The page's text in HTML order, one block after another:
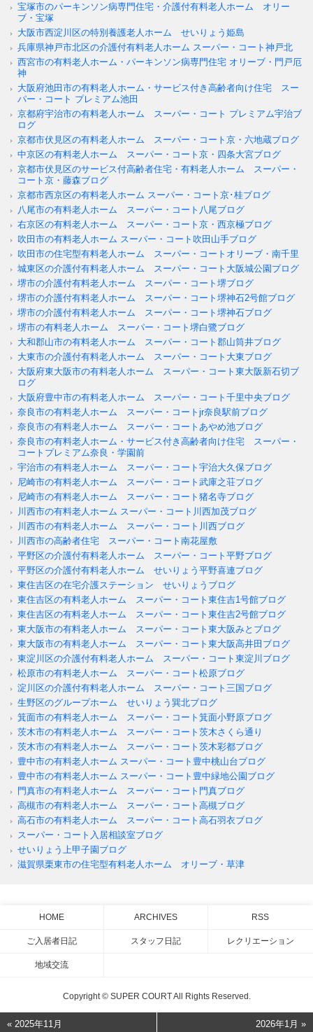
« 2025年11月 2026年1月 »
宝塚市のパーキンソン病専門住宅・介護付有料老人ホーム オリー
ブ・宝塚
大阪市西淀川区の特別養護老人ホーム せいりょう姫島
兵庫県神戸市北区の介護付有料老人ホーム スーパー・コート神戸北
西宮市の有料老人ホーム・パーキンソン病専門住宅 オリーブ・門戸厄
神
大阪府池田市の有料老人ホーム・サービス付き高齢者向け住宅 スー
パー・コート プレミアム池田
京都府宇治市の有料老人ホーム スーパー・コート プレミアム宇治ブ
ログ
京都市伏見区の有料老人ホーム スーパー・コート京・六地蔵ブログ
中京区の有料老人ホーム スーパー・コート京・四条大宮ブログ
京都市伏見区のサービス付高齢者住宅・有料老人ホーム スーパー・
コート京・藤森ブログ
京都市西京区の有料老人ホーム スーパー・コート京･桂ブログ
八尾市の有料老人ホーム スーパー・コート八尾ブログ
右京区の有料老人ホーム スーパー・コート京・西京極ブログ
吹田市の有料老人ホーム スーパー・コート吹田山手ブログ
吹田市の住宅型有料老人ホーム スーパー・コートオリーブ・南千里
城東区の介護付有料老人ホーム スーパー・コート大阪城公園ブログ
堺市の介護付有料老人ホーム スーパー・コート堺ブログ
堺市の介護付有料老人ホーム スーパー・コート堺神石2号館ブログ
堺市の介護付有料老人ホーム スーパー・コート堺神石ブログ
堺市の有料老人ホーム スーパー・コート堺白鷺ブログ
大和郡山市の有料老人ホーム スーパー・コート郡山筒井ブログ
大東市の介護付有料老人ホーム スーパー・コート大東ブログ
大阪府東大阪市の有料老人ホーム スーパー・コート東大阪新石切ブ
ログ
大阪府豊中市の有料老人ホーム スーパー・コート千里中央ブログ
奈良市の有料老人ホーム スーパー・コートjr奈良駅前ブログ
奈良市の有料老人ホーム スーパー・コートあやめ池ブログ
奈良市の有料老人ホーム・サービス付き高齢者向け住宅 スーパー・
コートプレミアム奈良・学園前
宇治市の有料老人ホーム スーパー・コート宇治大久保ブログ
尼崎市の有料老人ホーム スーパー・コート武庫之荘ブログ
尼崎市の有料老人ホーム スーパー・コート猪名寺ブログ
川西市の有料老人ホーム スーパー・コート川西加茂ブログ
川西市の有料老人ホーム スーパー・コート川西ブログ
川西市の高齢者住宅 スーパー・コート南花屋敷
平野区の介護付有料老人ホーム スーパー・コート平野ブログ
平野区の介護付有料老人ホーム せいりょう平野喜連ブログ
東住吉区の在宅介護ステーション せいりょうブログ
東住吉区の有料老人ホーム スーパー・コート東住吉1号館ブログ
東住吉区の有料老人ホーム スーパー・コート東住吉2号館ブログ
東大阪市の有料老人ホーム スーパー・コート東大阪みとブログ
東大阪市の有料老人ホーム スーパー・コート東大阪高井田ブログ
東淀川区の介護付有料老人ホーム スーパー・コート東淀川ブログ
松原市の有料老人ホーム スーパー・コート松原ブログ
淀川区の介護付有料老人ホーム スーパー・コート三国ブログ
生野区のグループホーム せいりょう巽北ブログ
箕面市の有料老人ホーム スーパー・コート箕面小野原ブログ
茨木市の有料老人ホーム スーパー・コート茨木さくら通り
茨木市の有料老人ホーム スーパー・コート茨木彩都ブログ
豊中市の有料老人ホーム スーパー・コート豊中桃山台ブログ
豊中市の有料老人ホーム スーパー・コート豊中緑地公園ブログ
門真市の有料老人ホーム スーパー・コート門真ブログ
高槻市の有料老人ホーム スーパー・コート高槻ブログ
高石市の有料老人ホーム スーパー・コート高石羽衣ブログ
スーパー・コート入居相談室ブログ
せいりょう上甲子園ブログ
滋賀県栗東市の住宅型有料老人ホーム オリーブ・草津
HOME ARCHIVES RSS
ご入居者日記 スタッフ日記 レクリエーション
地域交流
Copyright © SUPER COURT All Rights Reserved.